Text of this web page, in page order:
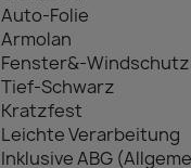
Auto-Folie
Armolan
Fenster&-
Tief-Schwarz
Kratzfest
Leichte Verarbeitung
Inklusive ABG